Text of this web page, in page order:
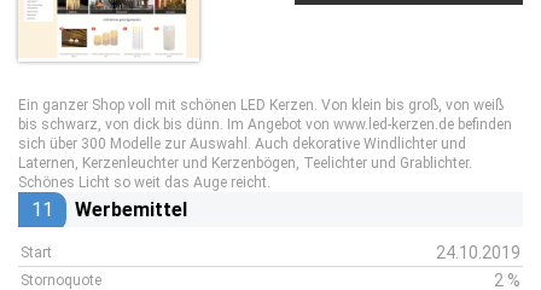
Ein ganzer Shop voll mit schönen LED Kerzen. Von klein bis groß, von weiß
bis schwarz, von dick bis dünn. Im Angebot von www.led-kerzen.de befinden
sich über 300 Modelle zur Auswahl. Auch dekorative Windlichter und
Laternen, Kerzenleuchter und Kerzenbögen, Teelichter und Grablichter.
Schönes Licht so weit das Auge reicht.
11 Werbemittel
Start 24.10.2019
Stornoquote 2 %